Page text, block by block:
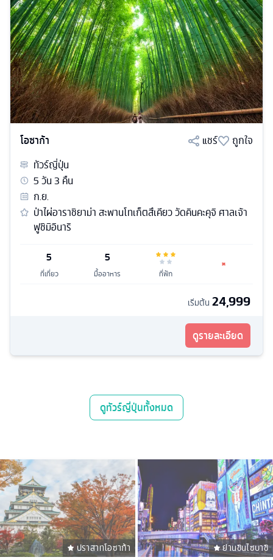
โอซาก้า แชร์
ถูกใจ
ทัวร์ญี่ปุ่น
5วัน3 คืน
ก.ย.
ป่าไผ่อาราชิยาม่า สะพานโทเก็ตสึเคียว วัดคินคะคุจิ ศาลเจ้า
ฟูชิมิอินาริ
5
ที่เที่ยว
5
มื้ออาหาร ที่พัก
เริ่มต้น 24,999
ดูรายละเอียด
ดูทัวร์ญี่ปุ่นทั้งหมด
ปราสาทโอซาก้า ย่านชินไซบาชิ